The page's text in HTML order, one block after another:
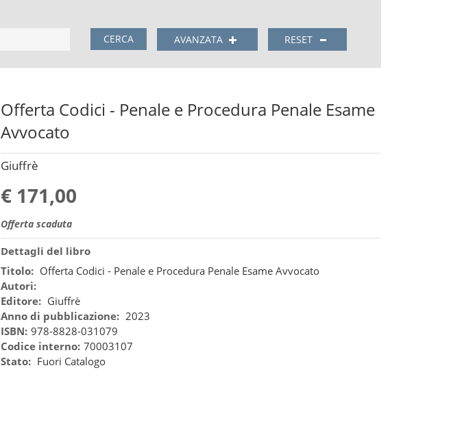
CERCA AVANZATA RESET
Offerta Codici - Penale e Procedura Penale Esame
Avvocato
Giuffrè
€ 171,00
Offerta scaduta
Dettagli del libro
Titolo: Offerta Codici - Penale e Procedura Penale Esame Avvocato
Autori:
Editore: Giuffrè
Anno di pubblicazione: 2023
ISBN: 978-8828-031079
Codice interno: 70003107
Stato: Fuori Catalogo